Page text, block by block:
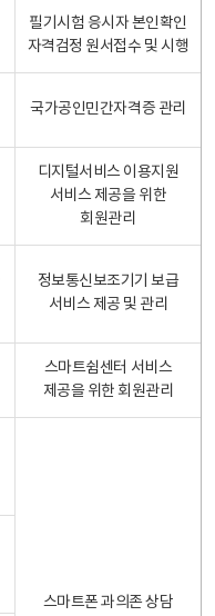
필기시험 응시자 본인확인
자격검정 원서접수 및 시행
국가공인민간자격증 관리
디지털서비스 이용지원
서비스 제공을 위한
회원관리
정보통신보조기기 보급
서비스 제공 및 관리
스마트쉼센터 서비스
제공을 위한 회원관리
스마트폰 과의존 상담